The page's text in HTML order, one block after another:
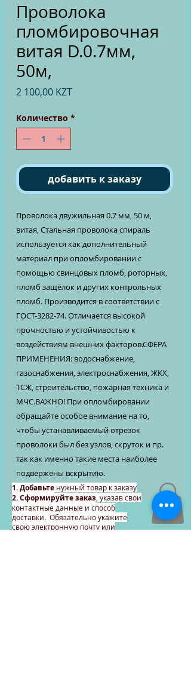
Проволока
пломбировочная
витая D.0.7мм,
50м,
2 100,00 KZTЦена
Количество *
добавить к заказу
Проволока двужильная 0.7 мм, 50 м,
витая, Стальная проволока спираль
используется как дополнительный
материал при опломбировании с
помощью свинцовых пломб, роторных,
пломб защёлок и других контрольных
пломб. Производится в соответствии с
ГОСТ-3282-74. Отличается высокой
прочностью и устойчивостью к
воздействиям внешних факторов.СФЕРА
ПРИМЕНЕНИЯ: водоснабжение,
газоснабжения, электроснабжения, ЖКХ,
ТСЖ, строительство, пожарная техника и
МЧС.ВАЖНО! При опломбировании
обращайте особое внимание на то,
чтобы устанавливаемый отрезок
проволоки был без узлов, скруток и пр.
так как именно такие места наиболее
подвержены вскрытию.
1. Добавьте нужный товар к заказу
2. Сформируйте заказ , указав свои
контактные данные и способ
доставки. Обязательно укажите
свою электронную почту или